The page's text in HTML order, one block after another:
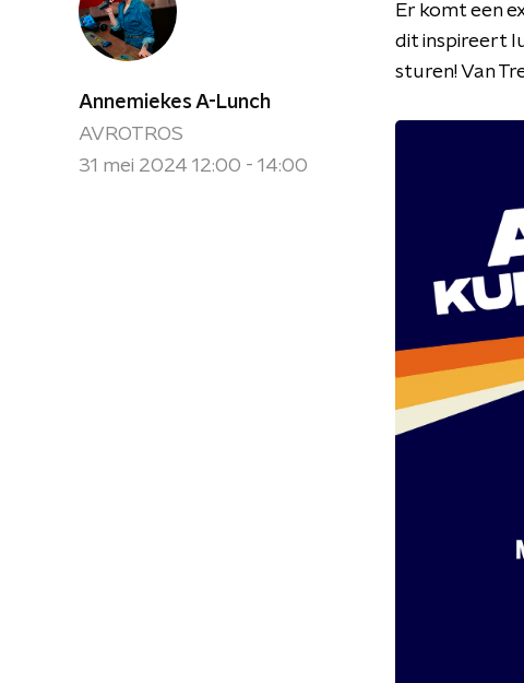
Annemiekes A-Lunch
AVROTROS
31 mei 2024 12:00 - 14:00
Er komt een
dit inspireert
sturen! Van